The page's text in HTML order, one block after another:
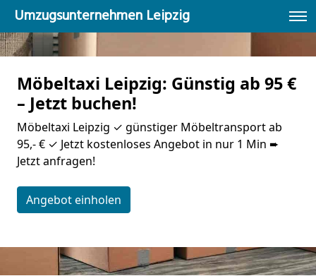
Umzugsunternehmen Leipzig
Möbeltaxi Leipzig: Günstig ab 95 €
– Jetzt buchen!
Möbeltaxi Leipzig ✓ günstiger Möbeltransport ab
95,- € ✓ Jetzt kostenloses Angebot in nur 1 Min ➨
Jetzt anfragen!
Angebot einholen